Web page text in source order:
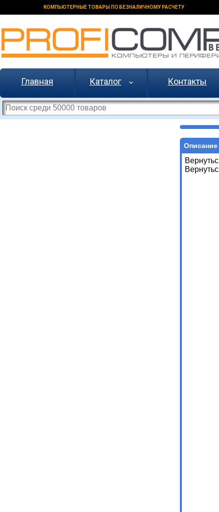
КОМПЬЮТЕРНЫЕ ТОВАРЫ ПО БЕЗНАЛИЧНОМУ РАСЧЕТУ
Главная Каталог Контакты
Описание